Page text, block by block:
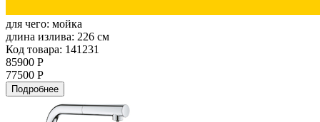
для чего: мойка
длина излива: 226 см
Код товара: 141231
85900 Р
77500 Р
Подробнее